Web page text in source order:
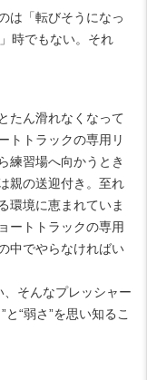
は「転びそうになっ
時でもない。それ
たん滑れなくなって
トトラックの専用リ
練習場へ向かうとき
親の送迎付き。至れ
環境に恵まれていま
ートトラックの専用
中でやらなければい
そんなプレッシャー
“弱さ”を思い知るこ